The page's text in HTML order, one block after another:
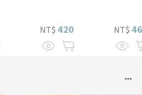
NT$ 420 NT$